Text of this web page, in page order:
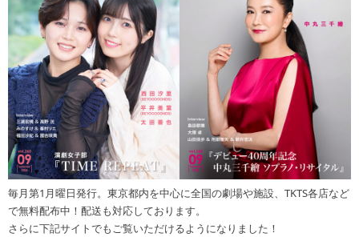
毎月第1月曜日発行。東京都内を中心に全国の劇場や施設、TKTS各店など
で無料配布中！配送も対応しております。
さらに下記サイトでもご覧いただけるようになりました！